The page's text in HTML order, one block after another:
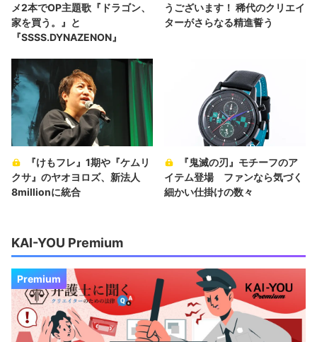
メ2本でOP主題歌『ドラゴン、
家を買う。』と
『SSSS.DYNAZENON』
うございます！ 稀代のクリエイ
ターがさらなる精進誓う
『けもフレ』1期や『ケムリ
クサ』のヤオヨロズ、新法人
8millionに統合
『鬼滅の刃』モチーフのア
イテム登場 ファンなら気づく
細かい仕掛けの数々
KAI-YOU Premium
Premium